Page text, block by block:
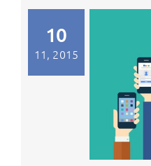
10
11, 2015